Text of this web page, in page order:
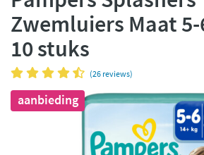
Zwemluiers Maat 5-
10 stuks
(26 reviews)
aanbieding